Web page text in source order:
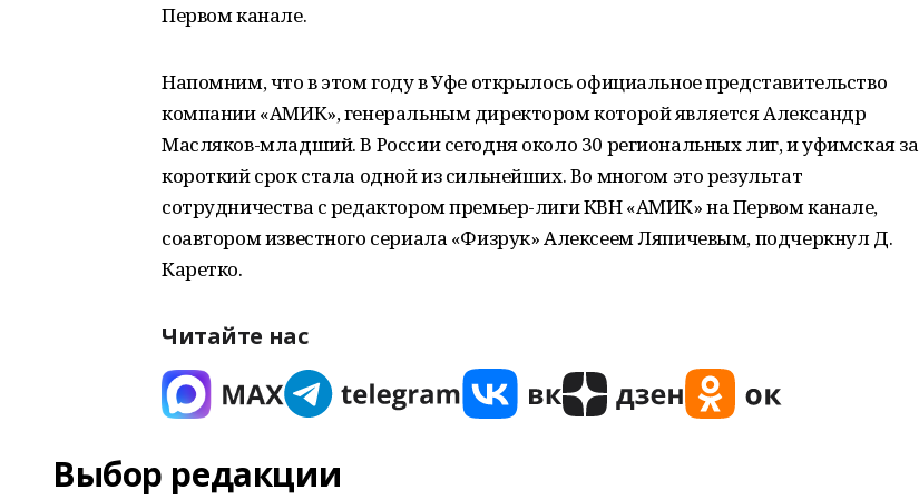
Первом канале.
Напомним, что в этом году в Уфе открылось официальное представительство
компании «АМИК», генеральным директором которой является Александр
Масляков-младший. В России сегодня около 30 региональных лиг, и уфимская за
короткий срок стала одной из сильнейших. Во многом это результат
сотрудничества с редактором премьер-лиги КВН «АМИК» на Первом канале,
соавтором известного сериала «Физрук» Алексеем Ляпичевым, подчеркнул Д.
Каретко.
Читайте нас
Выбор редакции